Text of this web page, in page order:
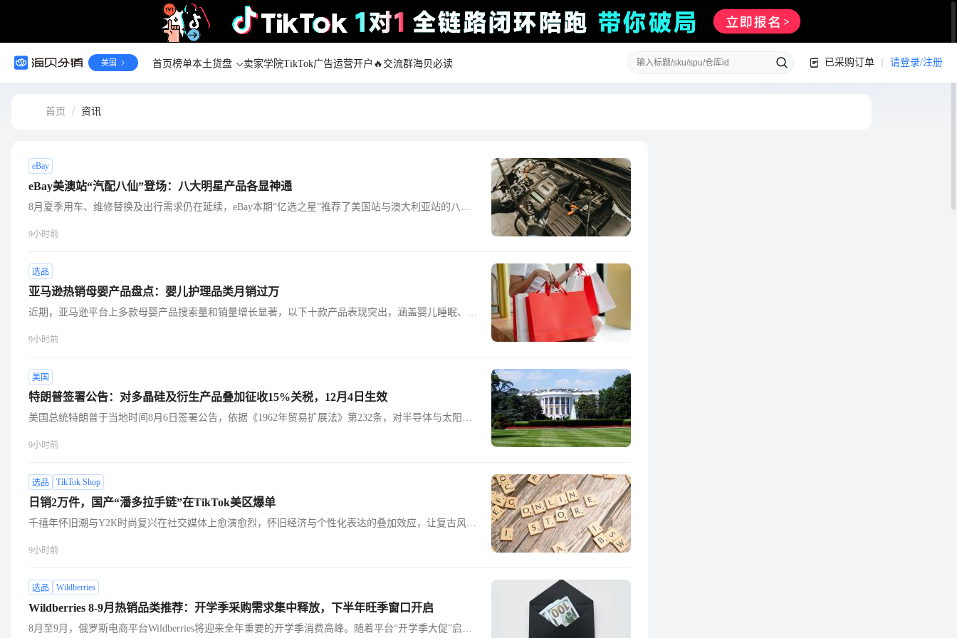
美国 首页榜单本土货盘 卖家学院TikTok广告运营开户 🔥交流群海贝必读 已采购订单 请登录/注册
首页 / 资讯
eBay
eBay美澳站“汽配八仙”登场：八大明星产品各显神通
8月夏季用车、维修替换及出行需求仍在延续，eBay本期“亿选之星”推荐了美国站与澳大利亚站的八类
辆和功能配置升级，推荐的四类产品为汽车玻璃、空气滤清器、变速杆拉索和连杆、制动总泵，覆盖视
相关。该国注册机动车约2000万辆，平均车龄超过10年，皮卡、SUV和四驱车应用广泛，拖挂场景活
跃，加之沿海盐雾、内陆高温及矿区路况加速零部件损耗。同时，Roadworthy检查等合规要求使安全相
关零部件具备明确替换需求。因此推荐外后视镜总成、差速器总成、保险杠和加强件、尾灯总成四类产
品，分别对应视野安全、重载传动、前端防护和照明合规等典型场景。汽配卖家在布局相关产品时，建
自机会。
9小时前
选品
亚马逊热销母婴产品盘点：婴儿护理品类月销过万
近期，亚马逊平台上多款母婴产品搜索量和销量增长显著，以下十款产品表现突出，涵盖婴儿睡眠、护
凭借蛋形触控设计和多色灯光模式，月销售额预计达49.36万美元。该产品支持无级调光和定时关闭，采
种舒缓声音，单次充电可持续使用15小时，无需连接手机或Wi-Fi，适合家庭和旅行场景，月销售额约2
0.57万美元。婴儿护理耗材中，Munchkin尿布桶替换装采用7层高强度薄膜和薰衣草香味设计，单个替
换环可容纳约272片新生儿尿布，月销售额约46.39万美元。同品牌的尿布桶除臭剂采用小苏打成分，可
有效吸附异味，月销售额约11.29万美元。Momcozy婴儿湿巾加热器提供四档温度调节和三档夜灯，提升
石、无防腐剂，适合敏感肌肤，月销售额约6.63万美元。在收纳与出行场景中，一款多功能尿布收纳篮
9小时前
美国
特朗普签署公告：对多晶硅及衍生产品叠加征收15%关税，12月4日生效
美国总统特朗普于当地时间8月6日签署公告，依据《1962年贸易扩展法》第232条，对半导体与太阳能
5%从价关税，将于2026年12月4日正式生效。公告明确规定了四类产品的最低进口价格：多晶硅每公斤
日起，申报价值低于最低进口价的货物需补缴差额；未提交价格证明的，将按最低进口价征收特定关
税。在此基础上，美国还将对多晶硅锭、硅片、太阳能电池片及组件等多晶硅衍生产品加征15%的从价
关税。此次新增的第232条关税将与产品现有的普通关税、301关税、反倾销税、反补贴税及其他费用叠
加征收。美国政府还要求商务部和海关监控政策生效前的异常进口及囤货行为。如发现企业在12月4日
产能中的份额已从2005年的50%骤降至2024年的不足2%，目前境内仅存两家主要多晶硅工厂。
9小时前
选品 TikTok Shop
日销2万件，国产“潘多拉手链”在TikTok美区爆单
千禧年怀旧潮与Y2K时尚复兴在社交媒体上愈演愈烈，怀旧经济与个性化表达的叠加效应，让复古风格
链，在TikTok上演了一场“文艺复兴”。相关话题标签热度高涨，近30天内视频播放量超数千万，从捕梦
眼泪”回归。TikTok美区时尚配件类目销量榜上，一款捕梦网锆石吊坠手链在近28天内销量超3.16万单，
总销售额达171万人民币，其中7月24日当天日销量冲至2.09万件，日销售额超百万。该手链售价约8美
元，而国内同款成本仅7-8元，主要产自义乌。其设计融合了捕梦网与天使羽毛的守护寓意及紫色锆石
的灵性象征，精准切中了北美消费者对好运和精神寄托的文化认同。同时，DIY串饰材料套件也人气高
9小时前
选品 Wildberries
Wildberries 8-9月热销品类推荐：开学季采购需求集中释放，下半年旺季窗口开启
8月至9月，俄罗斯电商平台Wildberries将迎来全年重要的开学季消费高峰。随着平台“开学季大促”启